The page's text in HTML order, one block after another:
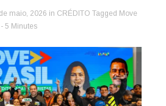
maio, 2026 in CRÉDITO Tagged Move
- 5 Minutes